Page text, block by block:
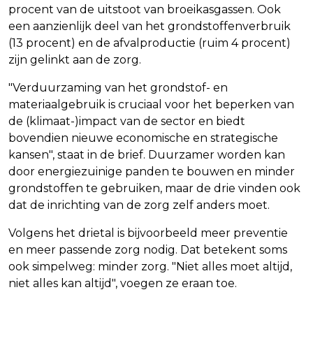
procent van de uitstoot van broeikasgassen. Ook
een aanzienlijk deel van het grondstoffenverbruik
(13 procent) en de afvalproductie (ruim 4 procent)
zijn gelinkt aan de zorg.
"Verduurzaming van het grondstof- en
materiaalgebruik is cruciaal voor het beperken van
de (klimaat-)impact van de sector en biedt
bovendien nieuwe economische en strategische
kansen", staat in de brief. Duurzamer worden kan
door energiezuinige panden te bouwen en minder
grondstoffen te gebruiken, maar de drie vinden ook
dat de inrichting van de zorg zelf anders moet.
Volgens het drietal is bijvoorbeeld meer preventie
en meer passende zorg nodig. Dat betekent soms
ook simpelweg: minder zorg. "Niet alles moet altijd,
niet alles kan altijd", voegen ze eraan toe.